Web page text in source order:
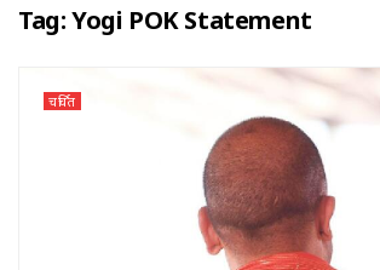
Tag:Yogi POK Statement
चर्चित